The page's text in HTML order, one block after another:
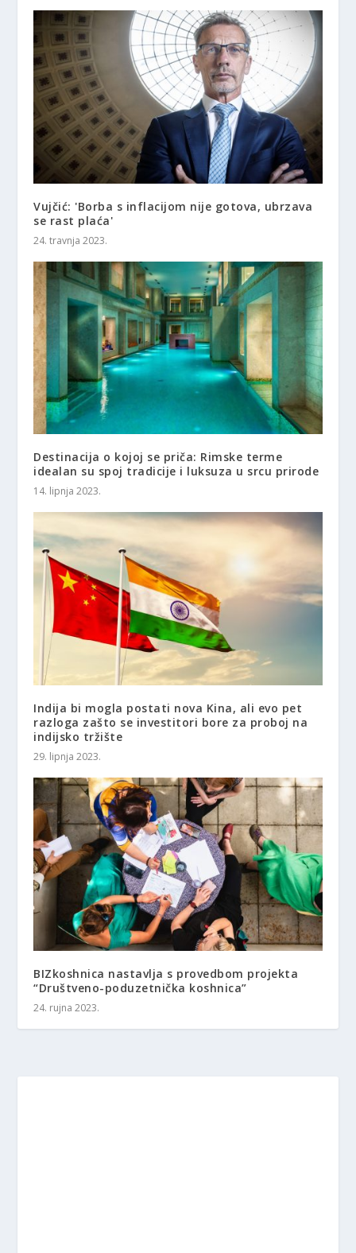
Vujčić: 'Borba s inflacijom nije gotova, ubrzava
se rast plaća'
24. travnja 2023.
Destinacija o kojoj se priča: Rimske terme
idealan su spoj tradicije i luksuza u srcu prirode
14. lipnja 2023.
Indija bi mogla postati nova Kina, ali evo pet
razloga zašto se investitori bore za proboj na
indijsko tržište
29. lipnja 2023.
BIZkoshnica nastavlja s provedbom projekta
“Društveno-poduzetnička koshnica”
24. rujna 2023.